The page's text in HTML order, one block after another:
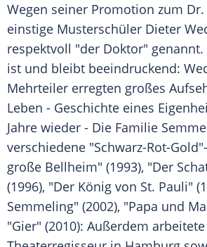
Wegen seiner Promotion zum
einstige Musterschüler Dieter
respektvoll "der Doktor" genannt.
ist und bleibt beeindruckend:
Mehrteiler erregten großes
Leben - Geschichte eines
Jahre wieder - Die Familie
verschiedene "Schwarz-Rot-
große Bellheim" (1993), "Der
(1996), "Der König von St. Pauli"
Semmeling" (2002), "Papa und
"Gier" (2010): Außerdem